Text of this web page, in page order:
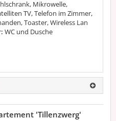
Mikrowelle,
TV, Telefon im Zimmer,
Toaster, Wireless Lan
WC und Dusche
'Tillenzwerg'